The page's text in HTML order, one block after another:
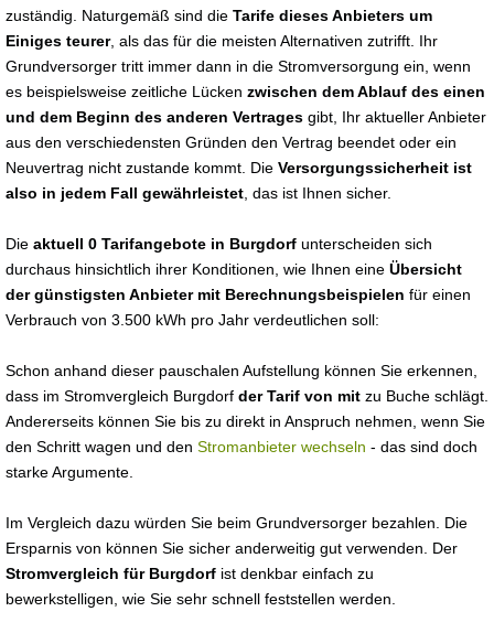
zuständig. Naturgemäß sind die Tarife dieses Anbieters um
Einiges teurer, als das für die meisten Alternativen zutrifft. Ihr
Grundversorger tritt immer dann in die Stromversorgung ein, wenn
es beispielsweise zeitliche Lücken zwischen dem Ablauf des einen
und dem Beginn des anderen Vertrages gibt, Ihr aktueller Anbieter
aus den verschiedensten Gründen den Vertrag beendet oder ein
Neuvertrag nicht zustande kommt. Die Versorgungssicherheit ist
also in jedem Fall gewährleistet , das ist Ihnen sicher.
Die aktuell 0 Tarifangebote in Burgdorf unterscheiden sich
durchaus hinsichtlich ihrer Konditionen, wie Ihnen eine Übersicht
der günstigsten Anbieter mit Berechnungsbeispielen für einen
Verbrauch von 3.500 kWh pro Jahr verdeutlichen soll:
Schon anhand dieser pauschalen Aufstellung können Sie erkennen,
dass im Stromvergleich Burgdorf der Tarif von mit zu Buche schlägt.
Andererseits können Sie bis zu direkt in Anspruch nehmen, wenn Sie
den Schritt wagen und den Stromanbieter wechseln - das sind doch
starke Argumente.
Im Vergleich dazu würden Sie beim Grundversorger bezahlen. Die
Ersparnis von können Sie sicher anderweitig gut verwenden. Der
Stromvergleich für Burgdorf ist denkbar einfach zu
bewerkstelligen, wie Sie sehr schnell feststellen werden.